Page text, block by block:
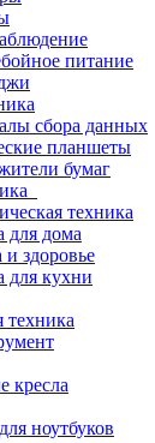
питание
сбора данных
планшеты
бумаг
техника
для дома
и здоровье
для кухни
техника
кресла
ноутбуков